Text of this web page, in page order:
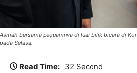
Asmah bersama peguamnya di luar bilik bicara di
pada Selasa.
Read Time: 32 Second